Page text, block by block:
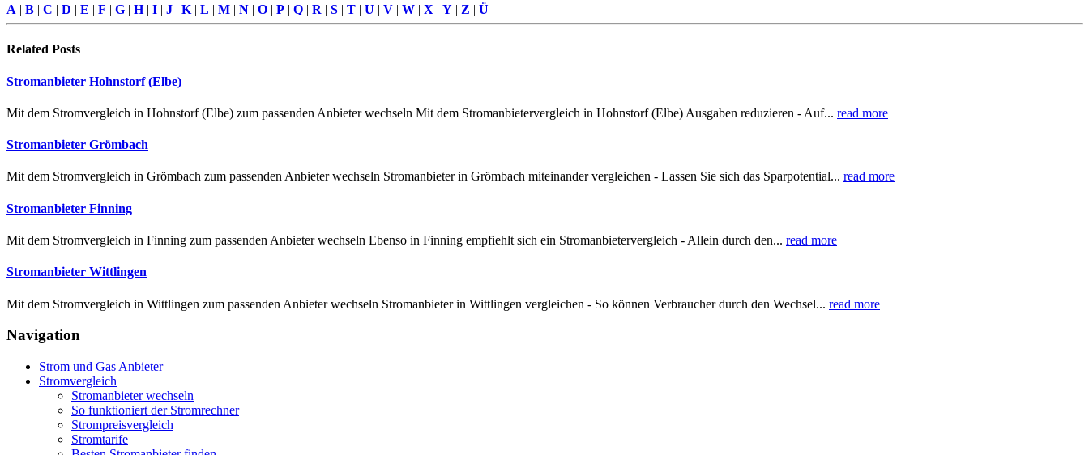
A | B | C | D | E | F | G | H| I | J | K | L | M | N | O | P | Q | R | S | T | U | V | W | X | Y | Z | Ü
Related Posts
Stromanbieter Hohnstorf (Elbe)
Mit dem Stromvergleich in Hohnstorf (Elbe) zum passenden Anbieter wechseln Mit dem Stromanbietervergleich in Hohnstorf (Elbe) Ausgaben reduzieren - Auf... read more
Stromanbieter Grömbach
Mit dem Stromvergleich in Grömbach zum passenden Anbieter wechseln Stromanbieter in Grömbach miteinander vergleichen - Lassen Sie sich das Sparpotential... read more
Stromanbieter Finning
Mit dem Stromvergleich in Finning zum passenden Anbieter wechseln Ebenso in Finning empfiehlt sich ein Stromanbietervergleich - Allein durch den... read more
Stromanbieter Wittlingen
Mit dem Stromvergleich in Wittlingen zum passenden Anbieter wechseln Stromanbieter in Wittlingen vergleichen - So können Verbraucher durch den Wechsel... read more
Navigation
Strom und Gas Anbieter
Stromvergleich
Stromanbieter wechseln
So funktioniert der Stromrechner
Strompreisvergleich
Stromtarife